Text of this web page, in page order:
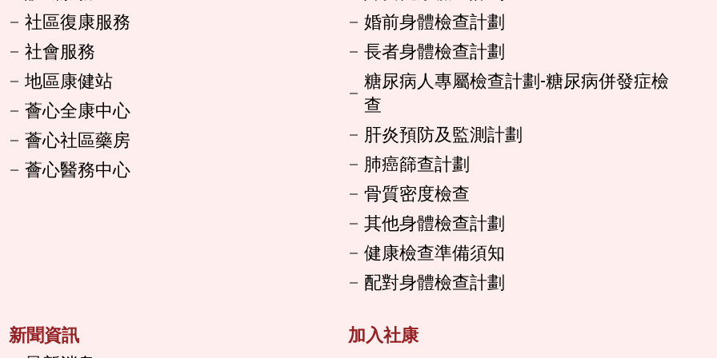
社區復康服務
社會服務
地區康健站
薈心全康中心
薈心社區藥房
薈心醫務中心
婚前身體檢查計劃
長者身體檢查計劃
糖尿病人專屬檢查計劃-糖尿病併發症檢
查
肝炎預防及監測計劃
肺癌篩查計劃
骨質密度檢查
其他身體檢查計劃
健康檢查準備須知
配對身體檢查計劃
新聞資訊
加入社康